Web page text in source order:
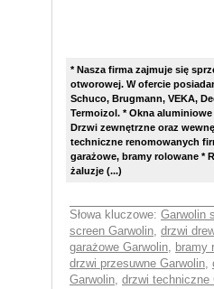
* Nasza firma zajmuje się
otworowej. W ofercie
Schuco, Brugmann, VEKA,
Termoizol. * Okna
Drzwi zewnętrzne oraz
techniczne renomowanych
garażowe, bramy rolowane *
żaluzje (...)
Słowa kluczowe: Garwolin
screen Garwolin, drzwi
garażowe Garwolin, bramy
drzwi przesuwne Garwolin,
Garwolin, drzwi techniczne